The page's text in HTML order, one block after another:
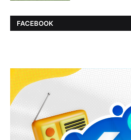
FACEBOOK